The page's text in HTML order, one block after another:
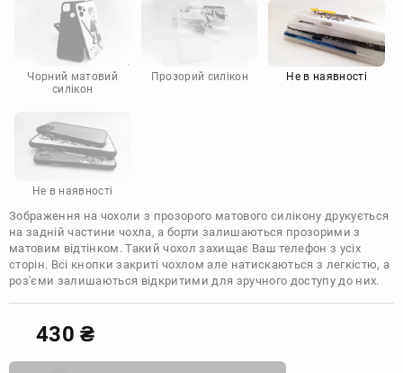
Motorola
Чорний матовий
силікон
Прозорий силікон Не в наявності
Не в наявності
Зображення на чохоли з прозорого матового силікону друкується
на задній частини чохла, а борти залишаються прозорими з
матовим відтінком. Такий чохол захищає Ваш телефон з усіх
сторін. Всі кнопки закриті чохлом але натискаються з легкістю, а
роз'єми залишаються відкритими для зручного доступу до них.
430₴